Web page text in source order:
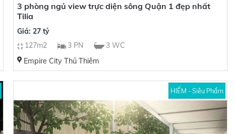
3 phòng ngủ view trực diện sông Quận 1 đẹp nhất
Tilia
Giá: 27 tỷ
127m2
3 PN
3 WC
Empire City Thủ Thiêm
HIẾM - Siêu Phẩm